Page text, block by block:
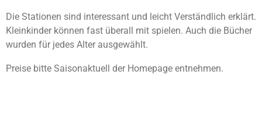
Die Stationen sind interessant und leicht Verständlich erklärt.
Kleinkinder können fast überall mit spielen. Auch die Bücher
wurden für jedes Alter ausgewählt.
Preise bitte Saisonaktuell der Homepage entnehmen.